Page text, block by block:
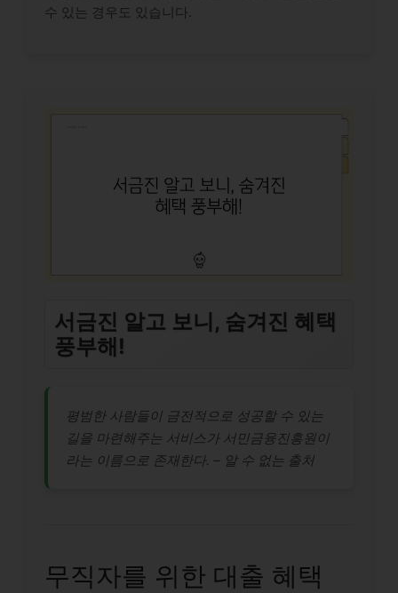
수 있는 경우도 있습니다.
서금진 알고 보니, 숨겨진 혜택
풍부해!
평범한 사람들이 금전적으로 성공할 수 있는
길을 마련해주는 서비스가 서민금융진흥원이
라는 이름으로 존재한다. – 알 수 없는 출처
무직자를 위한 대출 혜택